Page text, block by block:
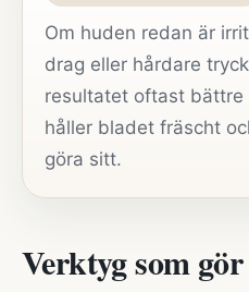
Om huden redan är
drag eller hårdare
resultatet oftast bättre
håller bladet fräscht
göra sitt.
Verktyg som